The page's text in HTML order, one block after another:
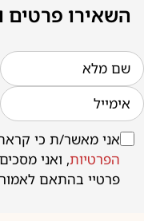
השאירו פרטים
אני מאשר/ת כי
הפרטיות, ואני
פרטיי בהתאם